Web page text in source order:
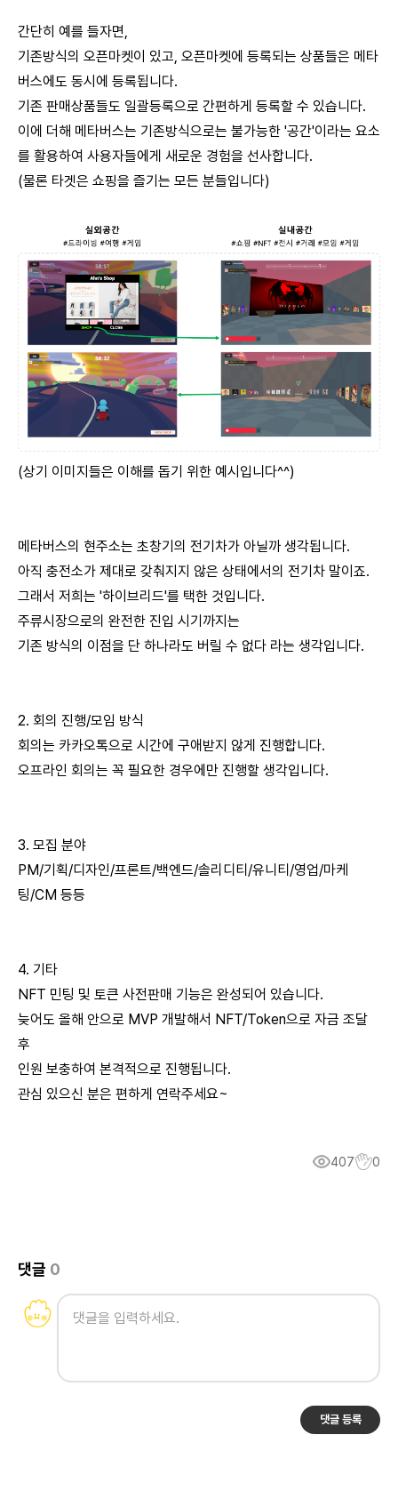
간단히 예를 들자면,
기존방식의 오픈마켓이 있고, 오픈마켓에 등록되는 상품들은 메타
버스에도 동시에 등록됩니다.
기존 판매상품들도 일괄등록으로 간편하게 등록할 수 있습니다.
이에 더해 메타버스는 기존방식으로는 불가능한 '공간'이라는 요소
를 활용하여 사용자들에게 새로운 경험을 선사합니다.
(물론 타겟은 쇼핑을 즐기는 모든 분들입니다)
(상기 이미지들은 이해를 돕기 위한 예시입니다^^)
메타버스의 현주소는 초창기의 전기차가 아닐까 생각됩니다.
아직 충전소가 제대로 갖춰지지 않은 상태에서의 전기차 말이죠.
그래서 저희는 '하이브리드'를 택한 것입니다.
주류시장으로의 완전한 진입 시기까지는
기존 방식의 이점을 단 하나라도 버릴 수 없다 라는 생각입니다.
2. 회의 진행/모임 방식
회의는 카카오톡으로 시간에 구애받지 않게 진행합니다.
오프라인 회의는 꼭 필요한 경우에만 진행할 생각입니다.
3. 모집 분야
PM/기획/디자인/프론트/백엔드/솔리디티/유니티/영업/마케
팅/CM 등등
4. 기타
NFT 민팅 및 토큰 사전판매 기능은 완성되어 있습니다.
늦어도 올해 안으로 MVP 개발해서 NFT/Token으로 자금 조달
후
인원 보충하여 본격적으로 진행됩니다.
관심 있으신 분은 편하게 연락주세요~
407 0
댓글 0
댓글 등록